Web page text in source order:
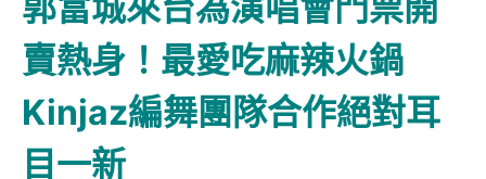
郭富城來台為演唱會門票開
賣熱身！最愛吃麻辣火鍋
Kinjaz編舞團隊合作絕對耳
目一新